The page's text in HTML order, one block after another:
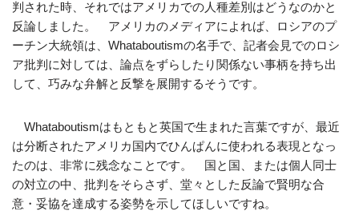
判された時、それではアメリカでの人種差別はどうなのかと
反論しました。 アメリカのメディアによれば、ロシアのプ
ーチン大統領は、Whataboutismの名手で、記者会見でのロシ
ア批判に対しては、論点をずらしたり関係ない事柄を持ち出
して、巧みな弁解と反撃を展開するそうです。
Whataboutismはもともと英国で生まれた言葉ですが、最近
は分断されたアメリカ国内でひんぱんに使われる表現となっ
たのは、非常に残念なことです。 国と国、または個人同士
の対立の中、批判をそらさず、堂々とした反論で賢明な合
意・妥協を達成する姿勢を示してほしいですね。